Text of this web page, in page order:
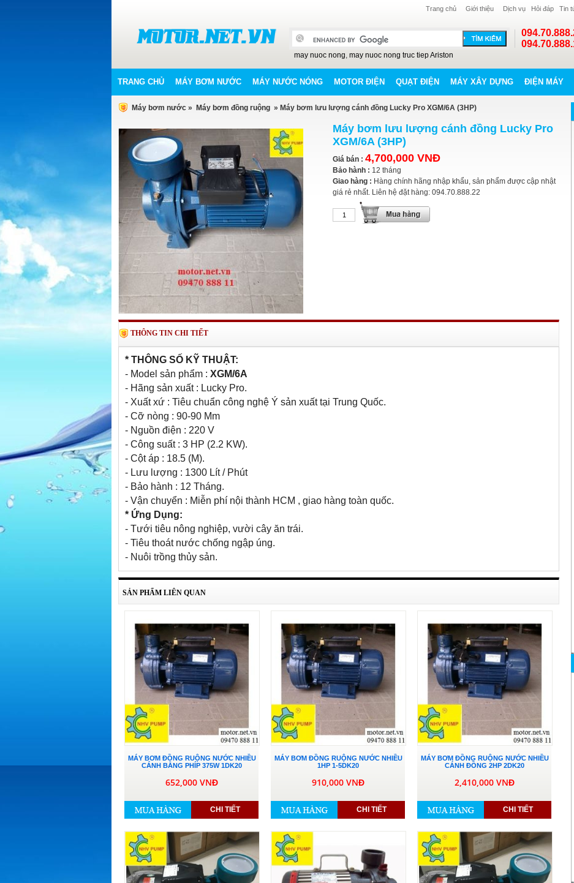
Trang chủ Giới thiệu Dịch vụ Hỏi đáp Tin
may nuoc nong, may nuoc nong truc tiep Ariston
TRANG CHỦ MÁY BƠM NƯỚC MÁY NƯỚC NÓNG MOTOR ĐIỆN QUẠT ĐIỆN MÁY XÂY DỰNG ĐIỆN MÁY
Máy bơm nước » Máy bơm đồng ruộng » Máy bơm lưu lượng cánh đồng Lucky Pro XGM/6A (3HP)
Máy bơm lưu lượng cánh đồng Lucky Pro
XGM/6A (3HP)
Giá bán : 4,700,000 VNĐ
Bảo hành : 12 tháng
Giao hàng : Hàng chính hãng nhập khẩu, sản phẩm được cập nhật
giá rẻ nhất. Liên hệ đặt hàng: 094.70.888.22
THÔNG TIN CHI TIẾT
* THÔNG SỐ KỸ THUẬT:
- Model sản phẩm : XGM/6A
- Hãng sản xuất : Lucky Pro.
- Xuất xứ : Tiêu chuẩn công nghệ Ý sản xuất tại Trung Quốc.
- Cỡ nòng : 90-90 Mm
- Nguồn điện : 220 V
- Công suất : 3 HP (2.2 KW).
- Cột áp : 18.5 (M).
- Lưu lượng : 1300 Lít / Phút
- Bảo hành : 12 Tháng.
- Vận chuyển : Miễn phí nội thành HCM , giao hàng toàn quốc.
* Ứng Dụng:
- Tưới tiêu nông nghiệp, vười cây ăn trái.
- Tiêu thoát nước chống ngập úng.
- Nuôi trồng thủy sản.
SẢN PHẨM LIÊN QUAN
MÁY BƠM ĐỒNG RUỘNG NƯỚC NHIỀU
CÁNH BẰNG PHÍP 375W 1DK20
652,000 VNĐ
CHI TIẾT
MÁY BƠM ĐỒNG RUỘNG NƯỚC NHIỀU
1HP 1-5DK20
910,000 VNĐ
CHI TIẾT
MÁY BƠM ĐỒNG RUỘNG NƯỚC NHIỀU
CÁNH ĐỒNG 2HP 2DK20
2,410,000 VNĐ
CHI TIẾT